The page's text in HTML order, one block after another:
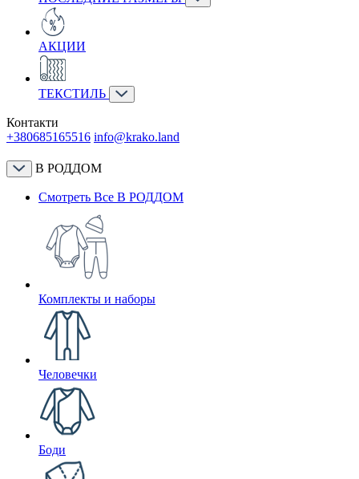
АКЦИИ
ТЕКСТИЛЬ
Контакти
+380685165516 info@krako.land
В РОДДОМ
Смотреть Все В РОДДОМ
Комплекты и наборы
Человечки
Боди